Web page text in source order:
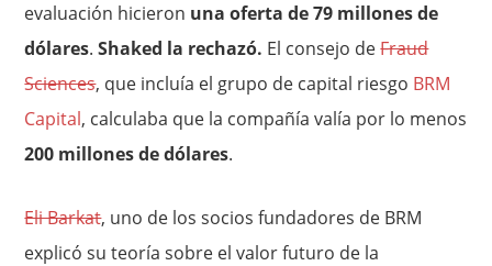
evaluación hicieron una oferta de 79 millones de
dólares.Shaked la rechazó. El consejo deFraud
Sciences, que incluía el grupo de capital riesgo BRM
Capital, calculaba que la compañía valía por lo menos
200 millones de dólares.
Eli Barkat, uno de los socios fundadores de BRM
explicó su teoría sobre el valor futuro de la